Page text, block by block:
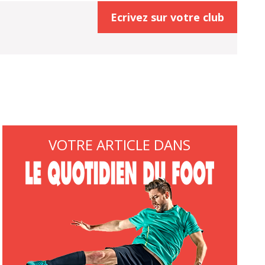
Ecrivez sur votre club
VOTRE ARTICLE DANS